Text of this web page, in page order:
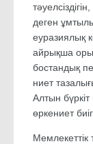
деген
еуразиялық
айрықша
бостандық
ниет
Алтын бүркіт
өркениет
Мемлекеттік